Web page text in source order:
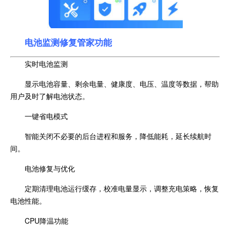
电池监测修复管家功能
实时电池监测
显示电池容量、剩余电量、健康度、电压、温度等数据，帮助
用户及时了解电池状态。
一键省电模式
智能关闭不必要的后台进程和服务，降低能耗，延长续航时
间。
电池修复与优化
定期清理电池运行缓存，校准电量显示，调整充电策略，恢复
电池性能。
CPU降温功能